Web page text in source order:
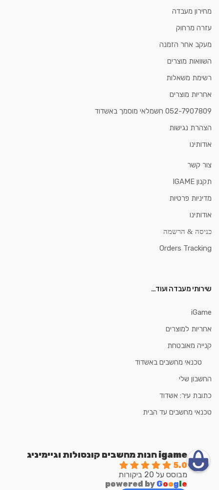
מחירון מעבדה
עזרה מרחוק
מעקב אחר הזמנה
השוואות מוצרים
רשימת משאלות
אחריות מוצרים
052-7907809 חשמלאי מוסמך באשדוד
הצהרת נגישות
אודותינו
צור קשר
תקנון IGAME
מדיניות פרטיות
אודותינו
כניסה & הרשמה
Orders Tracking
שירותי מעבדה ועוד…
iGame
אחריות למוצרים
קנייה מאובטחת
טכנאי מחשבים באשדוד
החשבון שלי
כתובת עיר: אשדוד
טכנאי מחשבים עד הבית
igame חנות מחשבים קונסולות וגיימיניג
5.0
מבוסס על 20 ביקורות
powered by Goog e